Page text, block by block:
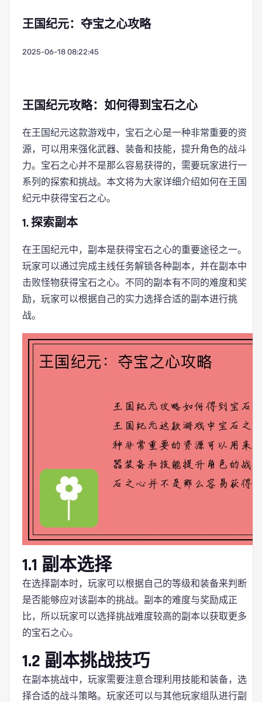
王国纪元：夺宝之心攻略
2025-06-18 08:22:45
王国纪元攻略：如何得到宝石之心
在王国纪元这款游戏中，宝石之心是一种非常重要的资
源，可以用来强化武器、装备和技能，提升角色的战斗
力。宝石之心并不是那么容易获得的，需要玩家进行一
系列的探索和挑战。本文将为大家详细介绍如何在王国
纪元中获得宝石之心。
1. 探索副本
在王国纪元中，副本是获得宝石之心的重要途径之一。
玩家可以通过完成主线任务解锁各种副本，并在副本中
击败怪物获得宝石之心。不同的副本有不同的难度和奖
励，玩家可以根据自己的实力选择合适的副本进行挑
战。
1.1 副本选择
在选择副本时，玩家可以根据自己的等级和装备来判断
是否能够应对该副本的挑战。副本的难度与奖励成正
比，所以玩家可以选择挑战难度较高的副本以获取更多
的宝石之心。
1.2 副本挑战技巧
在副本挑战中，玩家需要注意合理利用技能和装备，选
择合适的战斗策略。玩家还可以与其他玩家组队进行副